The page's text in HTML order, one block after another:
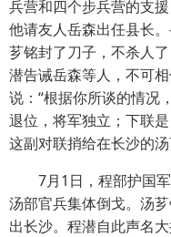
兵营和四个步兵营的支
他请友人岳森出任县长
芗铭封了刀子，不杀人
潜告诫岳森等人，不可
说：“根据你所谈的情况
退位，将军独立；下联
这副对联捎给在长沙的
7月1日，程部护国军
汤部官兵集体倒戈。汤
出长沙。程潜自此声名